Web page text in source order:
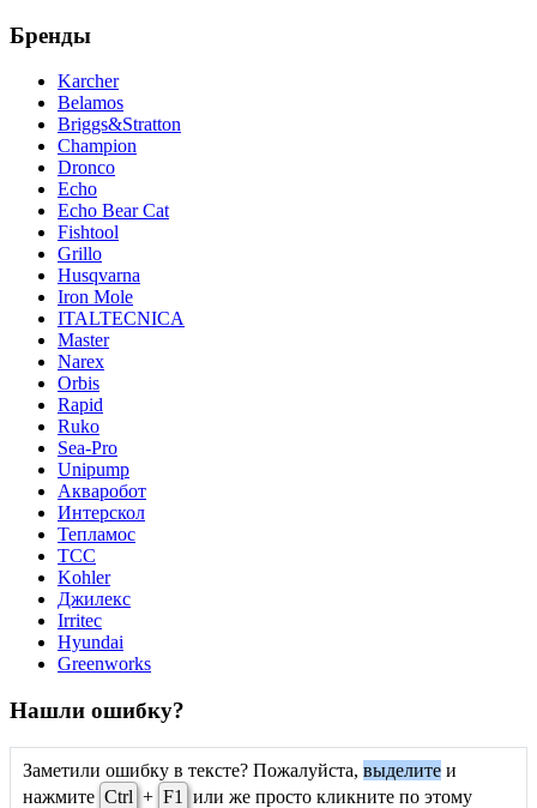
Бренды
Karcher
Belamos
Briggs&Stratton
Champion
Dronco
Echo
Echo Bear Cat
Fishtool
Grillo
Husqvarna
Iron Mole
ITALTECNICA
Master
Narex
Orbis
Rapid
Ruko
Sea-Pro
Unipump
Акваробот
Интерскол
Тепламос
ТСС
Kohler
Джилекс
Irritec
Hyundai
Greenworks
Нашли ошибку?
Заметили ошибку в тексте? Пожалуйста, выделите и
нажмите Ctrl + F1
или же просто кликните по этому